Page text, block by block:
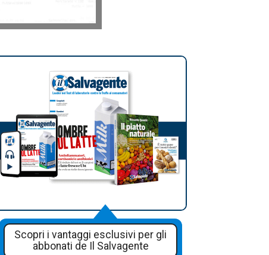
Scopri i vantaggi esclusivi per gli
abbonati de Il Salvagente